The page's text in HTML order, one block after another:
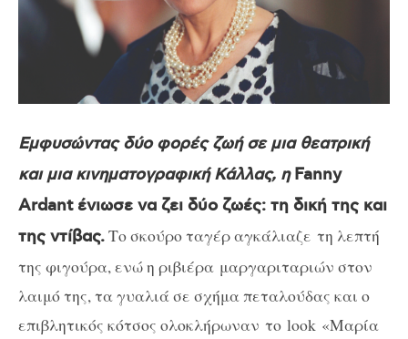
Εμφυσώντας δύο φορές ζωή σε μια θεατρική
και μια κινηματογραφική Κάλλας, η Fanny
Ardantένιωσε να ζει δύο ζωές: τη δική της και
της ντίβας.Το σκούρο ταγέρ αγκάλιαζε τη λεπτή
της φιγούρα, ενώ η ριβιέρα μαργαριταριών στον
λαιμό της, τα γυαλιά σε σχήμα πεταλούδας και ο
επιβλητικός κότσος ολοκλήρωναν το look «Μαρία